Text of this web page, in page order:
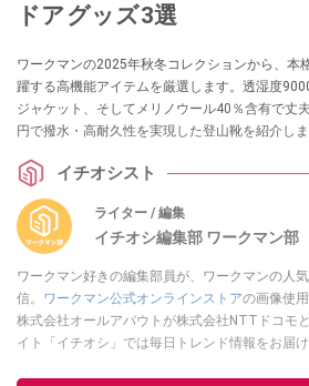
ドアグッズ3選
ワークマンの2025年秋冬コレクションから、本
躍する高機能アイテムを厳選します。透湿度
ジャケット、そしてメリノウール40％含有で丈
円で撥水・高耐久性を実現した登山靴を紹介し
イチオシスト
ライター / 編集
イチオシ編集部 ワークマン部
ワークマン好きの編集部員が、ワークマンの人
信。 ワークマン公式オンラインストアの画像使
株式会社オールアバウトが株式会社NTTドコモ
イト「イチオシ」では毎日トレンド情報をお届け